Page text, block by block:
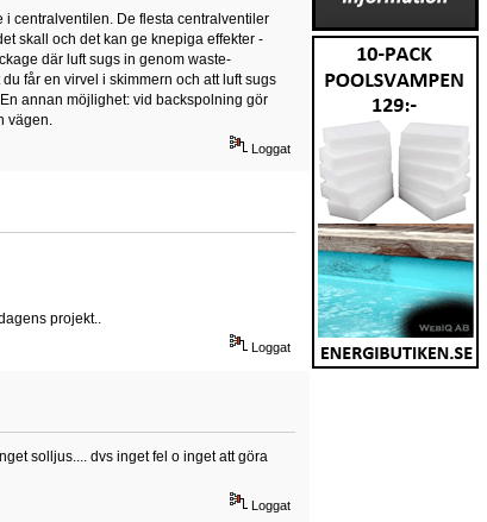
centralventilen. De flesta centralventiler
skall och det kan ge knepiga effekter -
där luft sugs in genom waste-
får en virvel i skimmern och att luft sugs
annan möjlighet: vid backspolning gör
vägen.
Loggat
projekt..
Loggat
solljus.... dvs inget fel o inget att göra
Loggat